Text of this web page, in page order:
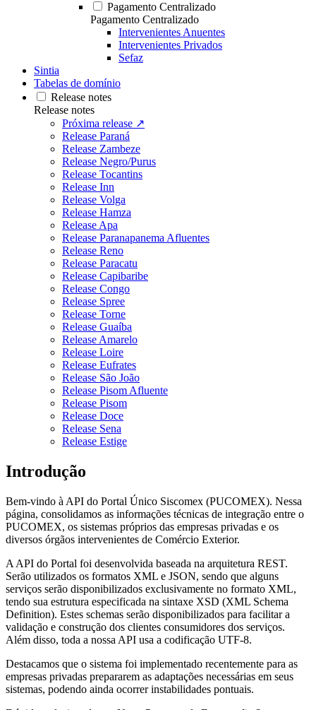
Pagamento Centralizado
Pagamento Centralizado
Intervenientes Anuentes
Intervenientes Privados
Sefaz
Sintia
Tabelas de domínio
Release notes
Release notes
Próxima release ↗
Release Paraná
Release Zambeze
Release Negro/Purus
Release Tocantins
Release Inn
Release Volga
Release Hamza
Release Apa
Release Paranapanema Afluentes
Release Reno
Release Paracatu
Release Capibaribe
Release Congo
Release Spree
Release Torne
Release Guaíba
Release Amarelo
Release Loire
Release Eufrates
Release São João
Release Pisom Afluente
Release Pisom
Release Doce
Release Sena
Release Estige
Introdução
Bem-vindo à API do Portal Único Siscomex (PUCOMEX). Nessa
página, consolidamos as informações técnicas de integração entre o
PUCOMEX, os sistemas próprios das empresas privadas e os
diversos órgãos intervenientes de Comércio Exterior.
A API do Portal foi desenvolvida baseada na arquitetura REST.
Serão utilizados os formatos XML e JSON, sendo que alguns
serviços serão disponibilizados exclusivamente no formato XML,
tendo sua estrutura especificada na sintaxe XSD (XML Schema
Definition). Estes schemas serão disponibilizados para facilitar a
validação e construção dos clientes consumidores dos serviços.
Além disso, toda a nossa API usa a codificação UTF-8.
Destacamos que o sistema foi implementado recentemente para as
empresas privadas prepararem as adaptações necessárias em seus
sistemas, podendo ainda ocorrer instabilidades pontuais.